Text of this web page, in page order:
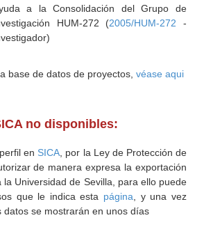
a la Consolidación del Grupo de
HUM-272 (2005/HUM-272 -
base de datos de proyectos, véase aqui
no disponibles:
en SICA , por la Ley de Protección de
de manera expresa la exportación
la Universidad de Sevilla, para ello puede
que le indica esta página , y una vez
datos se mostrarán en unos días